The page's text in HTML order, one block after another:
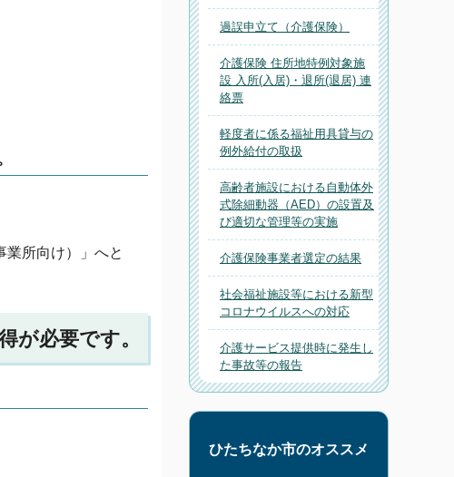
所向け）」へと
が必要です。
過誤申立て（介護保険）
介護保険 住所地特例対象施
設 入所(入居)・退所(退居) 連
絡票
軽度者に係る福祉用具貸与の
例外給付の取扱
高齢者施設における自動体外
式除細動器（AED）の設置及
び適切な管理等の実施
介護保険事業者選定の結果
社会福祉施設等における新型
コロナウイルスへの対応
介護サービス提供時に発生し
た事故等の報告
ひたちなか市のオススメ